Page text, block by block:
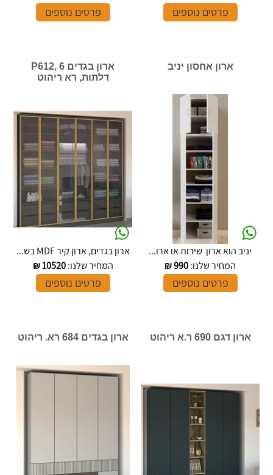
פרטים נוספים פרטים נוספים
ארון אחסון יניב
יניב הוא ארון שירות או ארו...
המחיר שלנו:990
₪
פרטים נוספים
ארון בגדים P612, 6
דלתות, רא ריהוט
ארון בגדים, ארון קיר MDF בש...
המחיר שלנו:10520
₪
פרטים נוספים
ארון דגם 690 ר.א ריהוט ארון בגדים 684 רא. ריהוט